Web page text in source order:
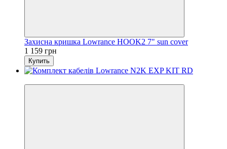
Захисна кришка Lowrance HOOK2 7" sun cover
1 159 грн
Купить